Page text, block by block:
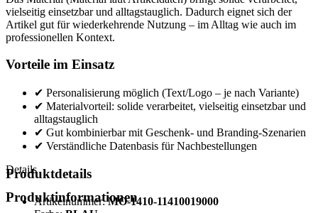
vielseitig einsetzbar und alltagstauglich. Dadurch eignet sich der
Artikel gut für wiederkehrende Nutzung – im Alltag wie auch im
professionellen Kontext.
Vorteile im Einsatz
✔ Personalisierung möglich (Text/Logo – je nach Variante)
✔ Materialvorteil: solide verarbeitet, vielseitig einsetzbar und
alltagstauglich
✔ Gut kombinierbar mit Geschenk- und Branding-Szenarien
✔ Verständliche Datenbasis für Nachbestellungen
Produktdetails
Artikelnummer:MO-1410-11410019000
Details
Produktinformationen